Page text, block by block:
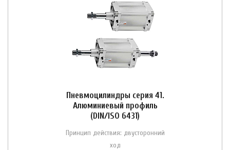
Пневмоцилиндры серия 41.
Алюминиевый профиль
(DIN/ISO 6431)
Принцип действия: двусторонний
ход